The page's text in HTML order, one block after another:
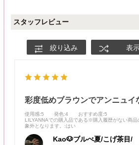
スタッフレビュー
絞り込み 表
彩度低めブラウンでアンニュイ
使用感:5 発色:4 おすすめ度:5
LILYANNAでの購入品である※購入履歴がない商品
象外となります。
:はい
Kao🐶ブルべ夏/こげ茶目/